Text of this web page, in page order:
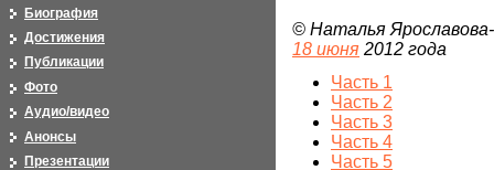
© Наталья
18 июня 2012 года
Часть 1
Часть 2
Часть 3
Часть 4
Часть 5
Биография
Достижения
Публикации
Фото
Аудио/видео
Анонсы
Презентации